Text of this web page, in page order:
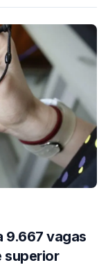
9.667 vagas
superior